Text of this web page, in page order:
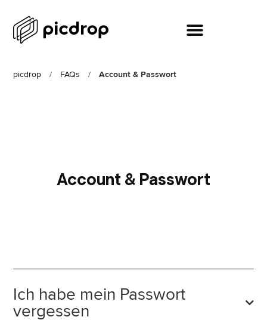
picdrop / FAQs / Account & Passwort
Account & Passwort
Ich habe mein Passwort
vergessen